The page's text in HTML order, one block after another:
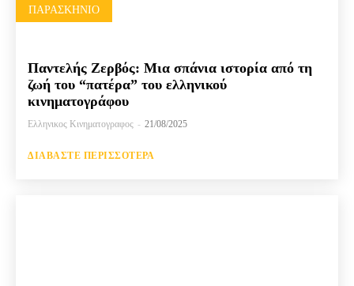
ΠΑΡΑΣΚΉΝΙΟ
Παντελής Ζερβός: Μια σπάνια ιστορία από τη
ζωή του “πατέρα” του ελληνικού
κινηματογράφου
Ελληνικος Κινηματογραφος - 21/08/2025
ΔΙΑΒΆΣΤΕ ΠΕΡΙΣΣΌΤΕΡΑ